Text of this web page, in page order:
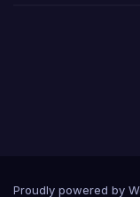
Proudly powered by